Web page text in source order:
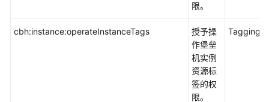
限。
cbh:instance:operateInstanceTags
授予操
作堡垒
机实例
资源标
签的权
限。
Tagging